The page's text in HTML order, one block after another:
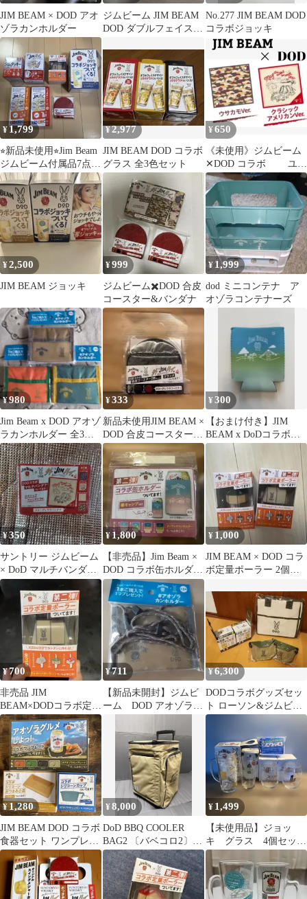
JIM BEAM × DOD アオ
ゾラカンホルダー
ジムビーム JIM BEAM
DOD ダブルフェイス
No.277 JIM BEAM DOD
コラボジョッキ
¥1,799
⭐︎新品未使用⭐︎Jim Beam
ジムビーム付属品7点セ
ット
¥2,977
JIM BEAM DOD コラボ
グラス 全3色セット
¥650
《未使用》ジムビーム
✕DOD コラボ ユー
グレウサバンダナ 2枚
¥2,500
JIM BEAM ジョッキ
¥999
ジムビーム✖️DOD 合皮
コースター&バンダナ
¥ 1,999
dod ミニコンテナ ア
オゾラコンテナーズ
¥980
Jim Beam x DOD アオゾ
ラカンホルダー 全3種
セット
¥333
新品未使用JIM BEAM ×
DOD 合皮コースター
ブラック2枚入り
¥300
【おまけ付き】JIM
BEAM x DoDコラボ
缶ホルダー グリーン
¥350
サントリー ジムビーム
× DoD マルチバンダナ
ユーグレウサバンダナ
¥1,800
【非売品】Jim Beam ×
DOD コラボ缶ホルダー
春・夏・秋 3種セット
¥ 1,000
JIM BEAM × DOD コラ
ボ定量ポーラー 2個セ
¥700
非売品 JIM
BEAM×DODコラボ定量
ポーラー カマボコテ
ントver
¥711
【新品未開封】ジムビ
ーム DOD アオゾラカ
¥6,300
DODコラボグッズセッ
ト ローソン&ジムビー
ム ジョッキ サコッシュ
¥1,280
JIM BEAM DOD コラボ
食器セット ワンプレー
ト 小皿 シリコーンカッ
¥8,000
DoD BBQ COOLER
BAG2 〔バベコロ2〕
JIMBEAM （タン）
¥ 1,499
【未使用品】ジョッ
キ グラス 4個セット
オリジナルタオル付き